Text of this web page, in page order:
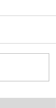
de